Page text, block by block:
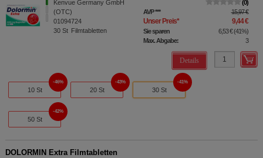
Kenvue Germany GmbH
(OTC)
01094724
30 St Filmtabletten
0
AVP*** 15,97 €
Unser Preis* 9,44 €
Sie sparen 6,53 €(41%)
Max. Abgabe:
3
Details
10 St
46%
20 St
43%
30 St
41%
50 St
42%
DOLORMIN Extra Filmtabletten